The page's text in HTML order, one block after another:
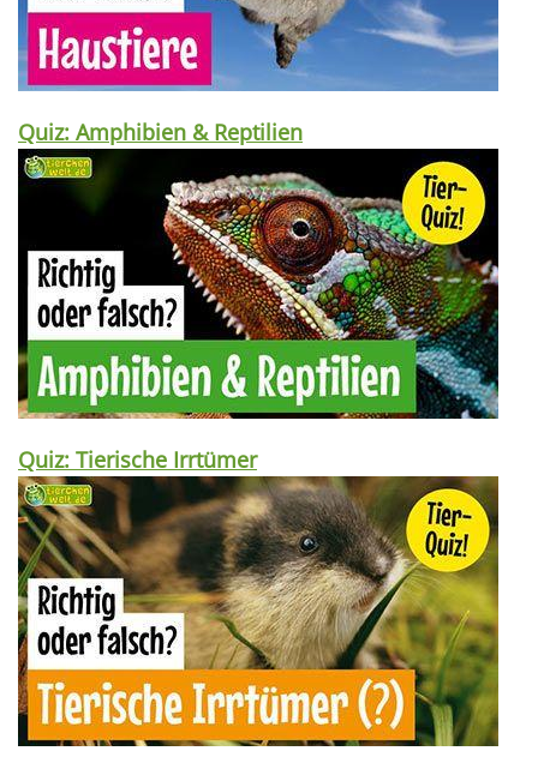
Quiz: Amphibien & Reptilien
Quiz: Tierische Irrtümer